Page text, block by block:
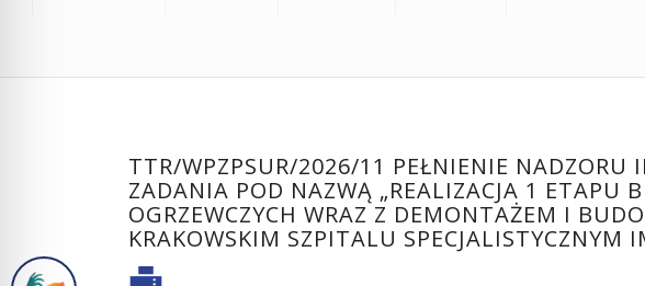
TTR/WPZPSUR/2026/11 PEŁNIENIE NADZORU
ZADANIA POD NAZWĄ „REALIZACJA 1 ETAPU
OGRZEWCZYCH WRAZ Z DEMONTAŻEM I
KRAKOWSKIM SZPITALU SPECJALISTYCZNYM